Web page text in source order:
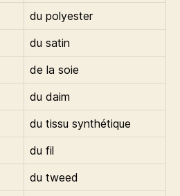
du polyester
du satin
de la soie
du daim
du tissu synthétique
du fil
du tweed